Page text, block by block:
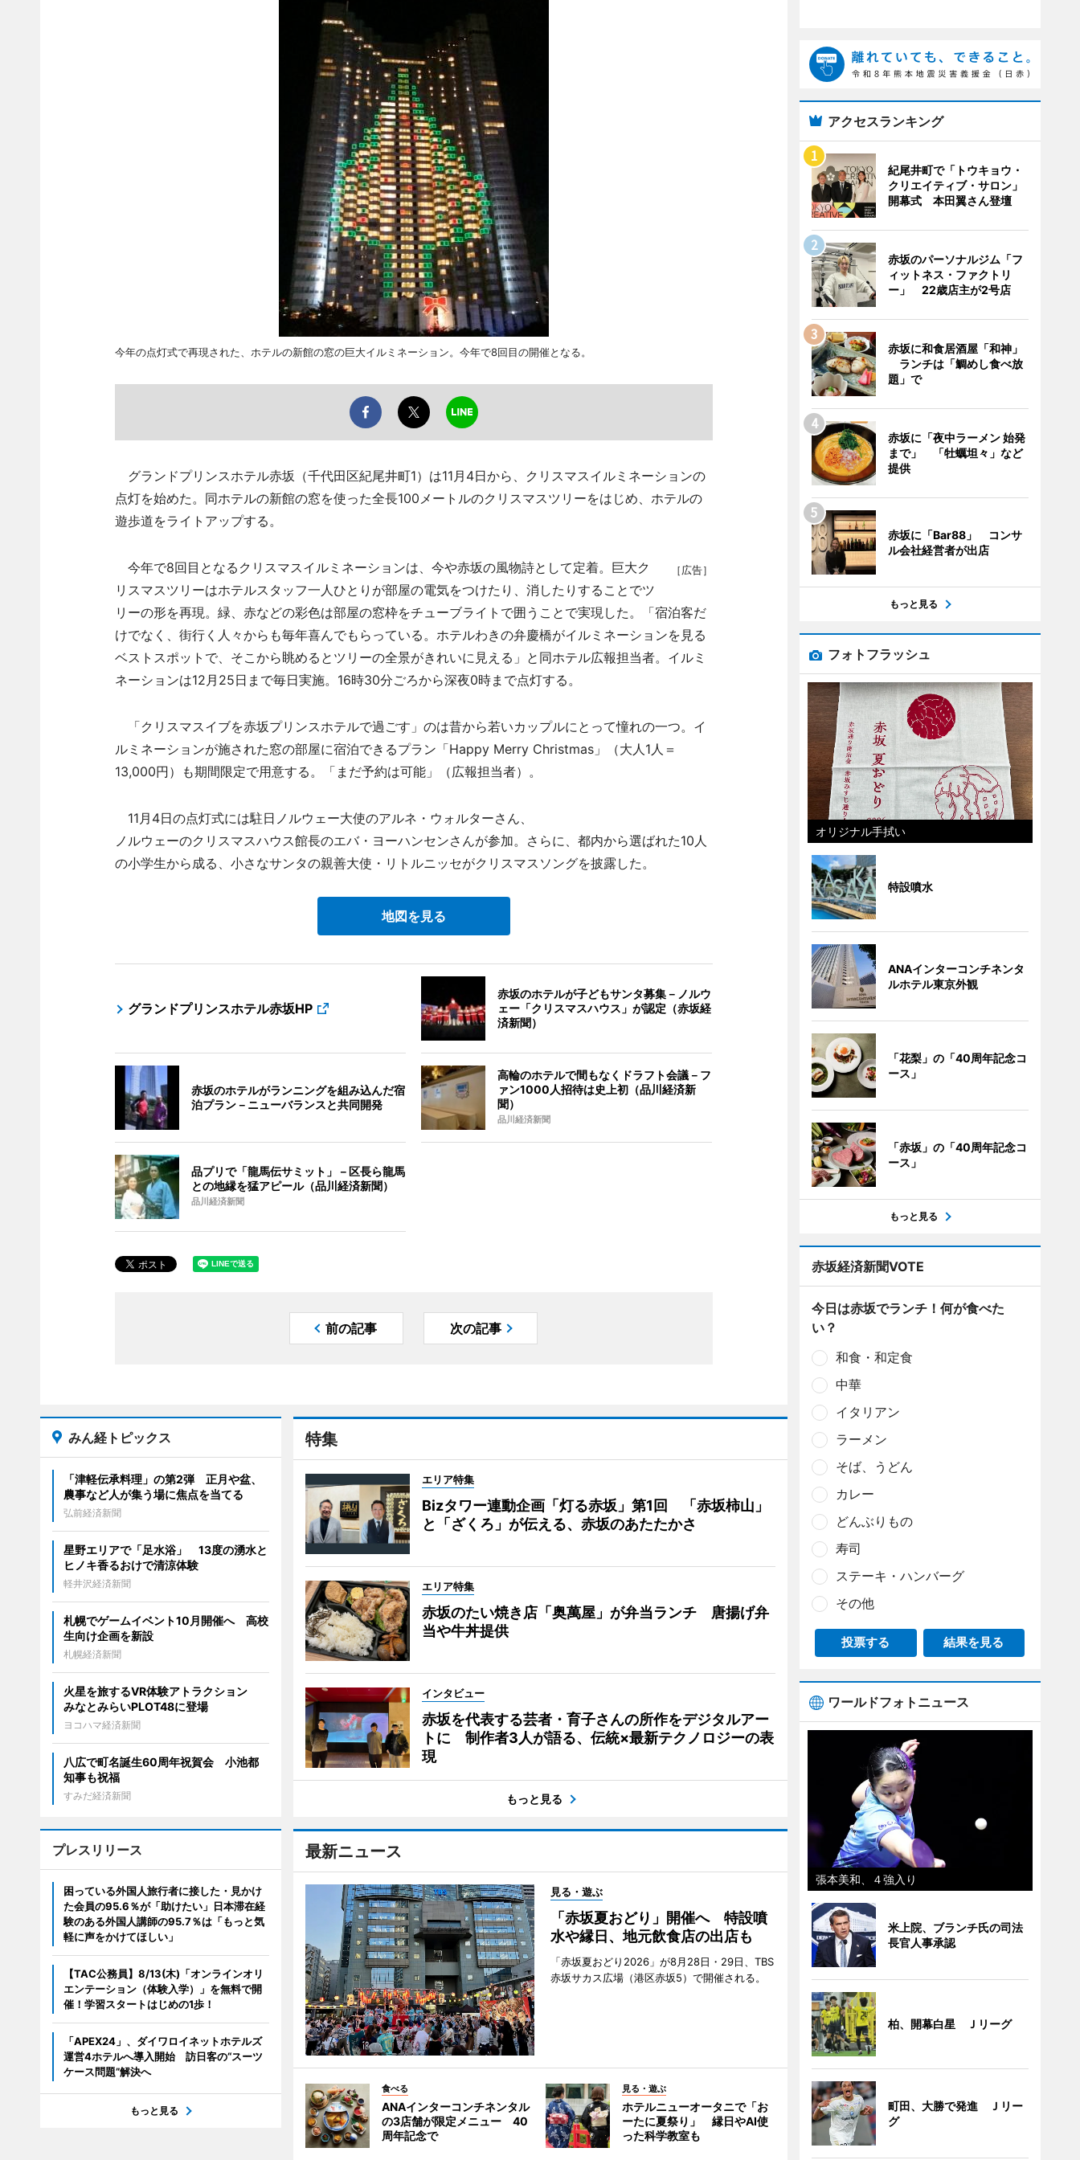
今年の点灯式で再現された、ホテルの新館の窓の巨大イルミネーション。今年で8回目の開催となる。
グランドプリンスホテル赤坂（千代田区紀尾井町1）は11月4日から、クリスマスイルミネーションの
点灯を始めた。同ホテルの新館の窓を使った全長100メートルのクリスマスツリーをはじめ、ホテルの
遊歩道をライトアップする。
［広告］
今年で8回目となるクリスマスイルミネーションは、今や赤坂の風物詩として定着。巨大ク
リスマスツリーはホテルスタッフ一人ひとりが部屋の電気をつけたり、消したりすることでツ
リーの形を再現。緑、赤などの彩色は部屋の窓枠をチューブライトで囲うことで実現した。「宿泊客だ
けでなく、街行く人々からも毎年喜んでもらっている。ホテルわきの弁慶橋がイルミネーションを見る
ベストスポットで、そこから眺めるとツリーの全景がきれいに見える」と同ホテル広報担当者。イルミ
ネーションは12月25日まで毎日実施。16時30分ごろから深夜0時まで点灯する。
「クリスマスイブを赤坂プリンスホテルで過ごす」のは昔から若いカップルにとって憧れの一つ。イ
ルミネーションが施された窓の部屋に宿泊できるプラン「Happy Merry Christmas」（大人1人＝
13,000円）も期間限定で用意する。「まだ予約は可能」（広報担当者）。
11月4日の点灯式には駐日ノルウェー大使のアルネ・ウォルターさん、
ノルウェーのクリスマスハウス館長のエバ・ヨーハンセンさんが参加。さらに、都内から選ばれた10人
の小学生から成る、小さなサンタの親善大使・リトルニッセがクリスマスソングを披露した。
地図を見る
グランドプリンスホテル赤坂HP
赤坂のホテルが子どもサンタ募集－ノルウ
ェー「クリスマスハウス」が認定（赤坂経
済新聞）
赤坂のホテルがランニングを組み込んだ宿
泊プラン－ニューバランスと共同開発
高輪のホテルで間もなくドラフト会議－フ
ァン1000人招待は史上初（品川経済新
聞）
品川経済新聞
品プリで「龍馬伝サミット」－区長ら龍馬
との地縁を猛アピール（品川経済新聞）
品川経済新聞
前の記事 次の記事
特集
エリア特集
Bizタワー連動企画「灯る赤坂」第1回 「赤坂柿山」
と「ざくろ」が伝える、赤坂のあたたかさ
エリア特集
赤坂のたい焼き店「奥萬屋」が弁当ランチ 唐揚げ弁
当や牛丼提供
インタビュー
赤坂を代表する芸者・育子さんの所作をデジタルアー
トに 制作者3人が語る、伝統×最新テクノロジーの表
現
もっと見る
最新ニュース
見る・遊ぶ
「赤坂夏おどり」開催へ 特設噴
水や縁日、地元飲食店の出店も
「赤坂夏おどり2026」が8月28日・29日、TBS
赤坂サカス広場（港区赤坂5）で開催される。
食べる
ANAインターコンチネンタル
の3店舗が限定メニュー 40
周年記念で
見る・遊ぶ
ホテルニューオータニで「お
ーたに夏祭り」 縁日やAI使
った科学教室も
みん経トピックス
「津軽伝承料理」の第2弾 正月や盆、
農事など人が集う場に焦点を当てる
弘前経済新聞
星野エリアで「足水浴」 13度の湧水と
ヒノキ香るおけで清涼体験
軽井沢経済新聞
札幌でゲームイベント10月開催へ 高校
生向け企画を新設
札幌経済新聞
火星を旅するVR体験アトラクション
みなとみらいPLOT48に登場
ヨコハマ経済新聞
八広で町名誕生60周年祝賀会 小池都
知事も祝福
すみだ経済新聞
プレスリリース
困っている外国人旅行者に接した・見かけ
た会員の95.6％が「助けたい」日本滞在経
験のある外国人講師の95.7％は「もっと気
軽に声をかけてほしい」
【TAC公務員】8/13(木)「オンラインオリ
エンテーション（体験入学）」を無料で開
催！学習スタートはじめの1歩！
「APEX24」、ダイワロイネットホテルズ
運営4ホテルへ導入開始 訪日客の“スーツ
ケース問題”解決へ
もっと見る
アクセスランキング
紀尾井町で「トウキョウ・
クリエイティブ・サロン」
開幕式 本田翼さん登壇
赤坂のパーソナルジム「フ
ィットネス・ファクトリ
ー」 22歳店主が2号店
赤坂に和食居酒屋「和神」
ランチは「鯛めし食べ放
題」で
赤坂に「夜中ラーメン 始発
まで」 「牡蠣坦々」など
提供
赤坂に「Bar88」 コンサ
ル会社経営者が出店
もっと見る
フォトフラッシュ
オリジナル手拭い
特設噴水
ANAインターコンチネンタ
ルホテル東京外観
「花梨」の「40周年記念コ
ース」
「赤坂」の「40周年記念コ
ース」
もっと見る
赤坂経済新聞VOTE
今日は赤坂でランチ！何が食べた
い？
和食・和定食
中華
イタリアン
ラーメン
そば、うどん
カレー
どんぶりもの
寿司
ステーキ・ハンバーグ
その他
投票する 結果を見る
ワールドフォトニュース
張本美和、４強入り
米上院、ブランチ氏の司法
長官人事承認
柏、開幕白星 Ｊリーグ
町田、大勝で発進 Ｊリー
グ